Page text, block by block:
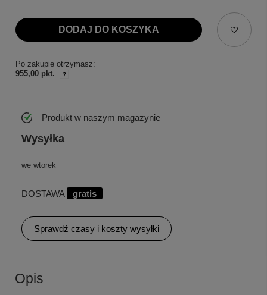
DODAJ DO KOSZYKA
Po zakupie otrzymasz:
955,00 pkt.
Produkt w naszym magazynie
Wysyłka
we wtorek
DOSTAWA gratis
Sprawdź czasy i koszty wysyłki
Opis